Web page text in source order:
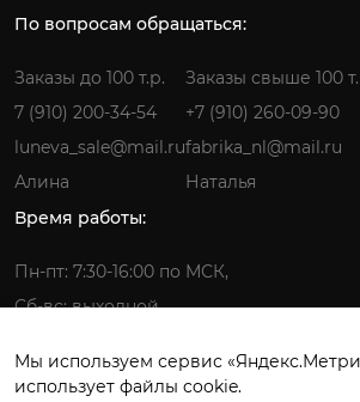
По вопросам обращаться:
Заказы до 100 т.р.
7 (910) 200-34-54
luneva_sale@mail.ru
Алина
Заказы свыше 100
+7 (910) 260-09-90
fabrika_nl@mail.ru
Наталья
Время работы:
Пн-пт: 7:30-16:00 по МСК,
Сб-вс: выходной
Мы используем сервис
использует файлы cookie.